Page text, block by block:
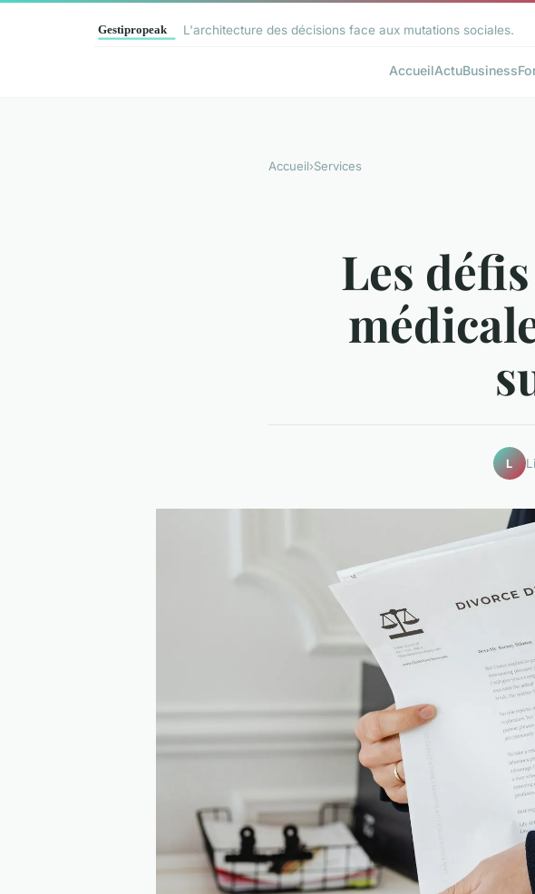
L'architecture des décisions face aux mutations sociales.
AccueilActuBusiness
Accueil›Services
Les
L